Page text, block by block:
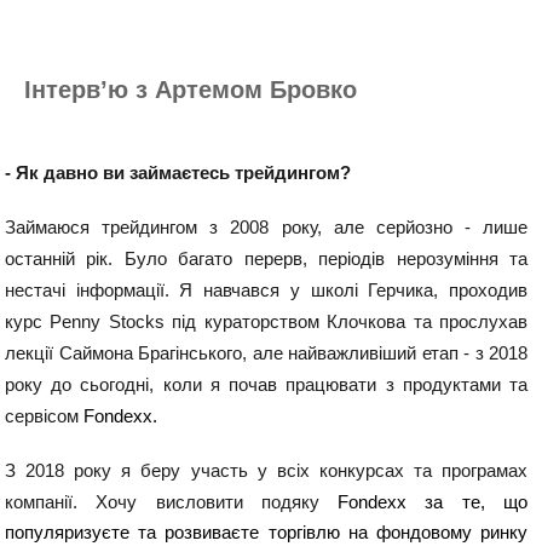
Інтервʼю з Артемом Бровко
- Як давно ви займаєтесь трейдингом?
Займаюся трейдингом з 2008 року, але серйозно - лише
останній рік. Було багато перерв, періодів нерозуміння та
нестачі інформації. Я навчався у школі Герчика, проходив
курс Penny Stocks під кураторством Клочкова та прослухав
лекції Саймона Брагінського, але найважливіший етап - з 2018
року до сьогодні, коли я почав працювати з продуктами та
сервісом Fondexx.
З 2018 року я беру участь у всіх конкурсах та програмах
компанії. Хочу висловити подяку
Fondexx за те, що
популяризуєте та розвиваєте торгівлю на фондовому ринку